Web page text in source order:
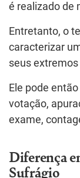
é realizado de
Entretanto, o
caracterizar
seus
Ele pode
votação,
exame,
Diferença
Sufrágio